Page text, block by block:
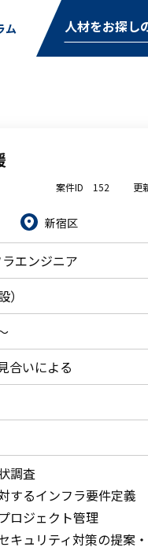
ム 人材をお探し
案件ID 152 更
新宿区
エンジニア
合いによる
調査
するインフラ要件定義
ロジェクト管理
キュリティ対策の提案